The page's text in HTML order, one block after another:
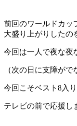
前回のワールドカッ
大盛り上がりしたの
今回は一人で夜な夜
（次の日に支障がで
今回こそベスト8入
テレビの前で応援し